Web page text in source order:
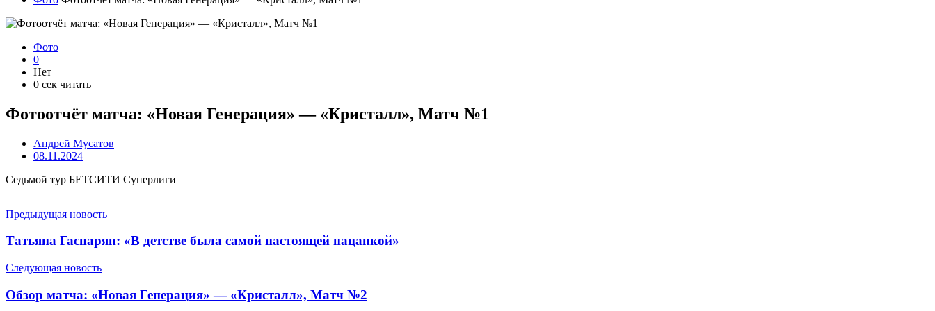
Фото
0
Нет
0 сек читать
Фотоотчёт матча: «Новая Генерация» — «Кристалл», Матч №1
Андрей Мусатов
08.11.2024
Седьмой тур БЕТСИТИ Суперлиги
Предыдущая новость
Татьяна Гаспарян: «В детстве была самой настоящей пацанкой»
Следующая новость
Обзор матча: «Новая Генерация» — «Кристалл», Матч №2